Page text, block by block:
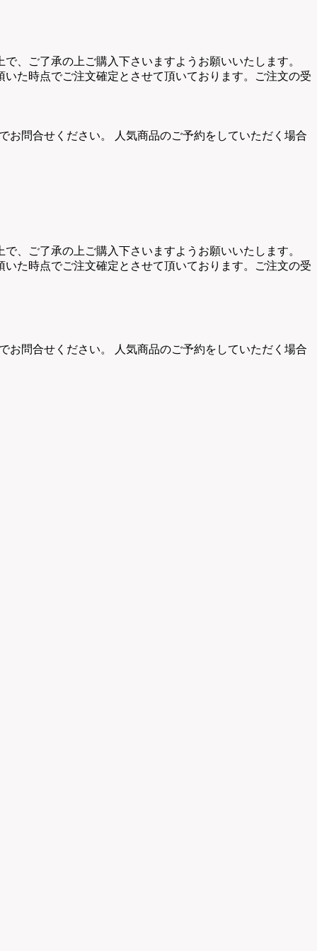
、ご了承の上ご購入下さいますようお願いいたします。
た時点でご注文確定とさせて頂いております。ご注文の受
お問合せください。 人気商品のご予約をしていただく場合
、ご了承の上ご購入下さいますようお願いいたします。
た時点でご注文確定とさせて頂いております。ご注文の受
お問合せください。 人気商品のご予約をしていただく場合